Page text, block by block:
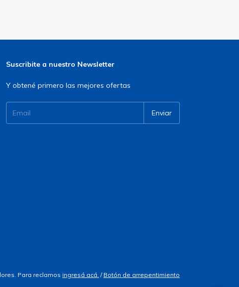
Suscribite a nuestro Newsletter
Y obtené primero las mejores ofertas
Para reclamos ingresá acá. / Botón de arrepentimiento